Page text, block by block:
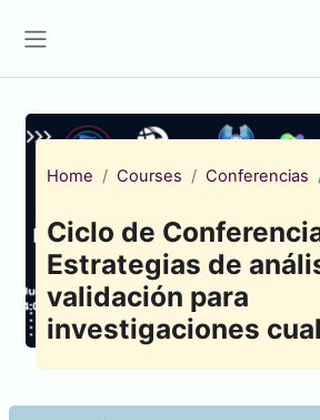
Home Courses Conferencias
Ciclo de
Estrategias de
validación para
investigaciones
Topic outline